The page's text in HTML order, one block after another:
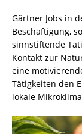
Gärtner Jobs in
Beschäftigung,
sinnstiftende
Kontakt zur
eine
Tätigkeiten den
lokale